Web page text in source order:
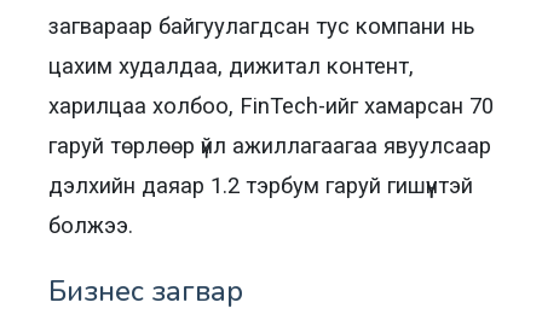
загвараар байгуулагдсан тус компани нь
цахим худалдаа, дижитал контент,
харилцаа холбоо, FinTech-ийг хамарсан 70
гаруй төрлөөр үйл ажиллагаагаа явуулсаар
дэлхийн даяар 1.2 тэрбум гаруй гишүүнтэй
болжээ.
Бизнес загвар